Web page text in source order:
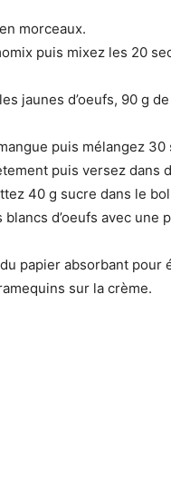
morceaux.
puis mixez les 20
jaunes d’oeufs, 90 g
puis mélangez 30
puis versez dans
40 g sucre dans le
d’oeufs avec une
papier absorbant pour
sur la crème.